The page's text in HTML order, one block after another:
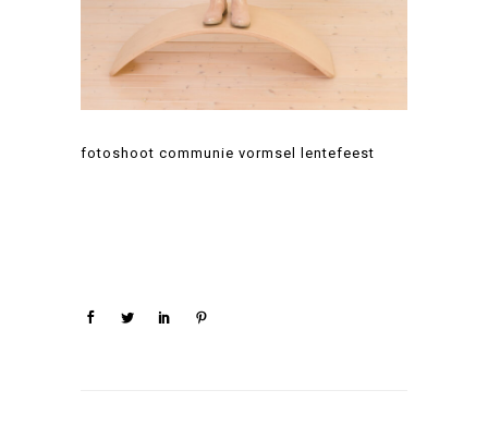
fotoshoot communie vormsel lentefeest